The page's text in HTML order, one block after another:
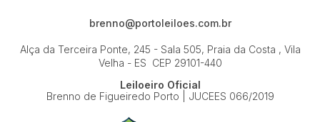
brenno@portoleiloes.com.br
Alça da Terceira Ponte, 245 - Sala 505, Praia da Costa , Vila
Velha - ES CEP 29101-440
Leiloeiro Oficial
Brenno de Figueiredo Porto | JUCEES 066/2019